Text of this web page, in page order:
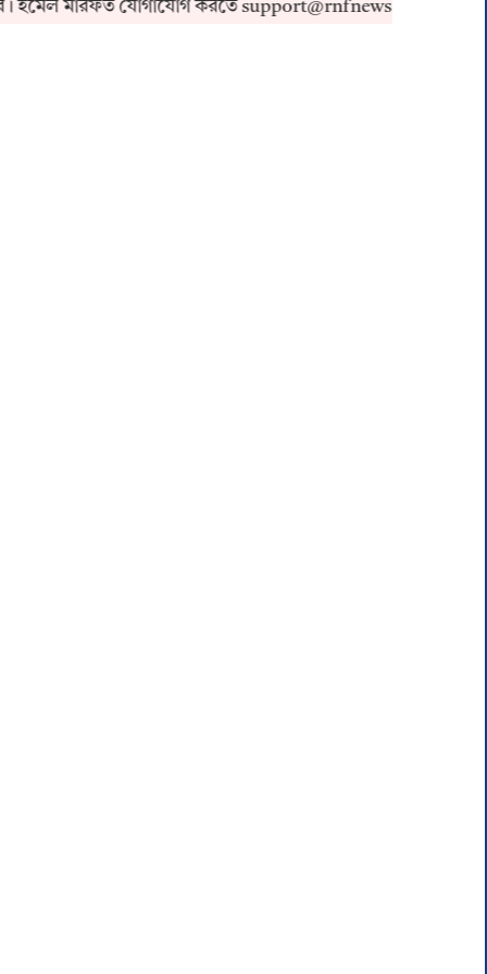
মারফত যোগাযোগ করতে support@rnfnews.in-এ মেইল করুন।